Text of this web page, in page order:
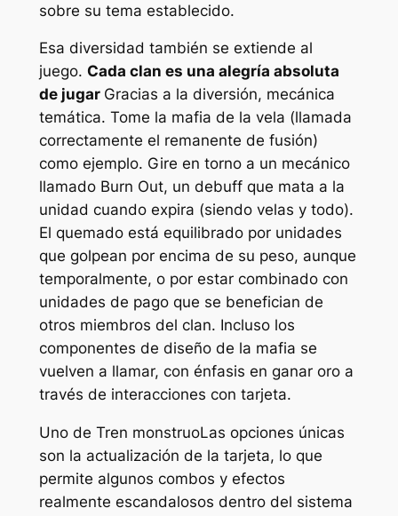
sobre su tema establecido.
Esa diversidad también se extiende al
juego. Cada clan es una alegría absoluta
de jugar Gracias a la diversión, mecánica
temática. Tome la mafia de la vela (llamada
correctamente el remanente de fusión)
como ejemplo. Gire en torno a un mecánico
llamado Burn Out, un debuff que mata a la
unidad cuando expira (siendo velas y todo).
El quemado está equilibrado por unidades
que golpean por encima de su peso, aunque
temporalmente, o por estar combinado con
unidades de pago que se benefician de
otros miembros del clan. Incluso los
componentes de diseño de la mafia se
vuelven a llamar, con énfasis en ganar oro a
través de interacciones con tarjeta.
Uno de Tren monstruoLas opciones únicas
son la actualización de la tarjeta, lo que
permite algunos combos y efectos
realmente escandalosos dentro del sistema